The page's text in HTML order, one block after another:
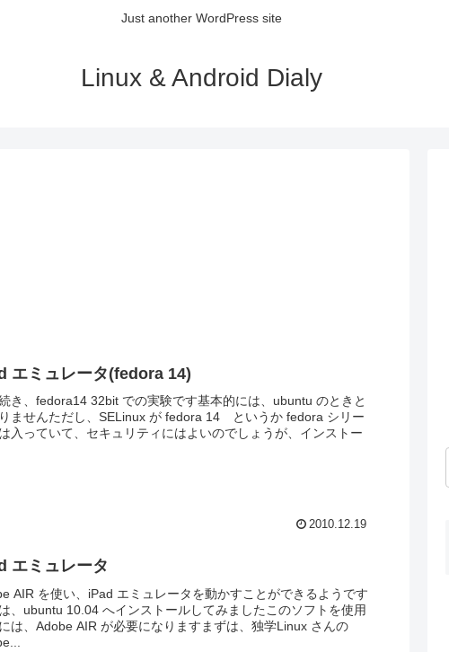
Just another WordPress site
Linux & Android Dialy
エミュレータ(fedora 14)
き、fedora14 32bit での実験です基本的には、ubuntu のときと
ませんただし、SELinux が fedora 14 というか fedora シリー
入っていて、セキュリティにはよいのでしょうが、インストー
2010.12.19
エミュレータ
AIR を使い、iPad エミュレータを動かすことができるようです
、ubuntu 10.04 へインストールしてみましたこのソフトを使用
は、Adobe AIR が必要になりますまずは、独学Linux さんの